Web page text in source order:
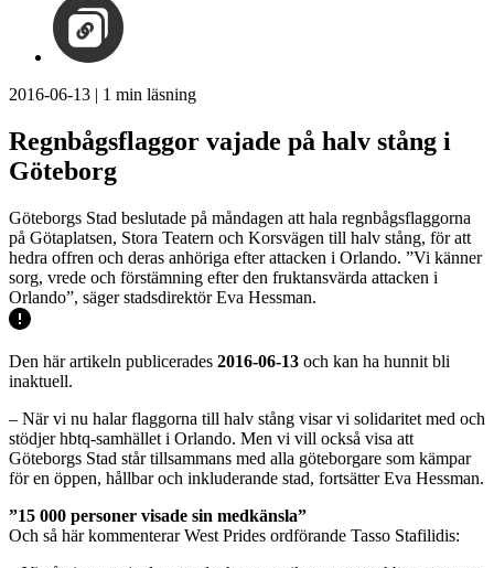
2016-06-13 | 1 min läsning
Regnbågsflaggor vajade på halv stång i
Göteborg
Göteborgs Stad beslutade på måndagen att hala regnbågsflaggorna
på Götaplatsen, Stora Teatern och Korsvägen till halv stång, för att
hedra offren och deras anhöriga efter attacken i Orlando. ”Vi känner
sorg, vrede och förstämning efter den fruktansvärda attacken i
Orlando”, säger stadsdirektör Eva Hessman.
Den här artikeln publicerades 2016-06-13 och kan ha hunnit bli
inaktuell.
– När vi nu halar flaggorna till halv stång visar vi solidaritet med och
stödjer hbtq-samhället i Orlando. Men vi vill också visa att
Göteborgs Stad står tillsammans med alla göteborgare som kämpar
för en öppen, hållbar och inkluderande stad, fortsätter Eva Hessman.
”15 000 personer visade sin medkänsla”
Och så här kommenterar West Prides ordförande Tasso Stafilidis: